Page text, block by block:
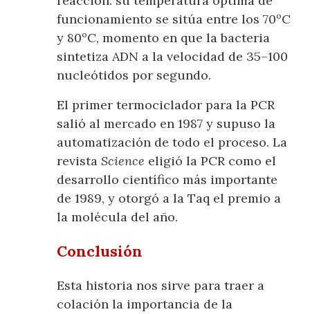
funcionamiento se sitúa entre los 70ºC
y 80ºC, momento en que la bacteria
sintetiza ADN a la velocidad de 35–100
nucleótidos por segundo.
El primer termociclador para la PCR
salió al mercado en 1987 y supuso la
automatización de todo el proceso. La
revistaScience eligió la PCR como el
desarrollo científico más importante
de 1989, y otorgó a la Taq el premio a
la molécula del año.
Conclusión
Esta historia nos sirve para traer a
colación la importancia de la